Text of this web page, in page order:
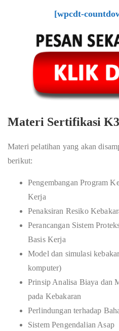
[wpcdt-
Materi Sertifikasi
Materi pelatihan yang akan
berikut:
Pengembangan Program
Kerja
Penaksiran Resiko
Perancangan Sistem
Basis Kerja
Model dan simulasi
komputer)
Prinsip Analisa Biaya dan
pada Kebakaran
Perlindungan terhadap
Sistem Pengendalian Asap